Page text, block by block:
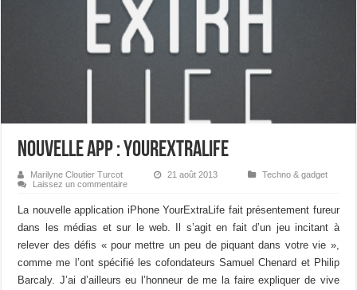
Nouvelle App : YourExtraLife
Marilyne Cloutier Turcot 21 août 2013
Techno & gadget
Laissez un commentaire
La nouvelle application iPhone YourExtraLife fait présentement fureur
dans les médias et sur le web. Il s’agit en fait d’un jeu incitant à
relever des défis « pour mettre un peu de piquant dans votre vie »,
comme me l’ont spécifié les cofondateurs Samuel Chenard et Philip
Barcaly. J’ai d’ailleurs eu l’honneur de me la faire expliquer de vive